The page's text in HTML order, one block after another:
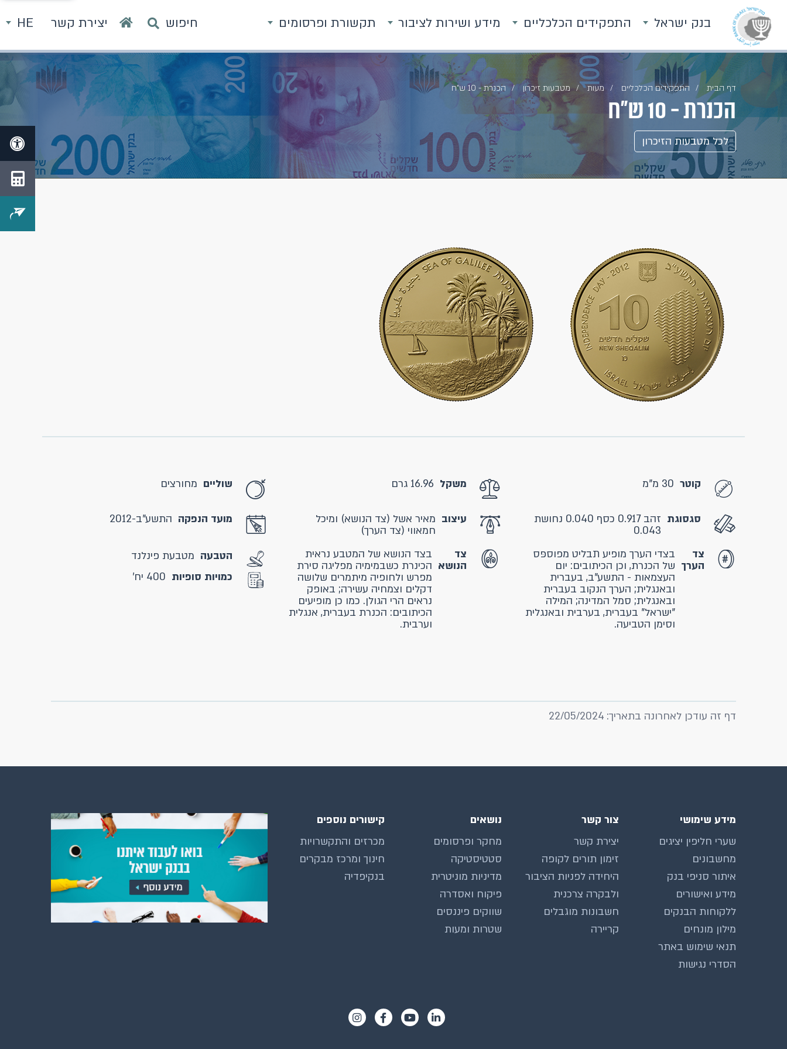
בנק ישראל התפקידים הכלכליים מידע ושירות לציבור תקשורת ופרסומים חיפוש יצירת קשר HE
דף הבית התפקידים הכלכליים מעות מטבעות זיכרון הכנרת - 10 ש"ח
הכנרת - 10 ש"ח
לכל מטבעות הזיכרון
קוטר 30 מ"מ משקל 16.96 גרם שוליים מחורצים
סגסוגת
זהב 0.917 כסף 0.040 נחושת
0.043
עיצוב מאיר אשל (צד הנושא) ומיכל
חמאווי (צד הערך)
מועד הנפקה התשע"ב-2012
צד
הערך
בצדי הערך מופיע תבליט מפוספּס
של הכנרת, וכן הכיתובים: יום
העצמאות - התשע"ב, בעברית
ובאנגלית; הערך הנקוב בעברית
ובאנגלית; סמל המדינה; המילה
"ישראל" בעברית, בערבית ובאנגלית
וסימן הטביעה.
צד
הנושא
בצד הנושא של המטבע נראית
הכינרת כשבמימיה מפליגה סירת
מפרש ולחופיה מיתמרים שלושה
דקלים וצמחיה עשירה; באופק
נראים הרי הגולן. כמו כן מופיעים
הכיתובים: הכנרת בעברית, אנגלית
וערבית.
הטבעה מטבעת פינלנד
כמויות סופיות 400 יח'
דף זה עודכן לאחרונה בתאריך: 22/05/2024
מידע שימושי
שערי חליפין יציגים
מחשבונים
איתור סניפי בנק
מידע ואישורים
ללקוחות הבנקים
מילון מונחים
תנאי שימוש באתר
הסדרי נגישות
צור קשר
יצירת קשר
זימון תורים לקופה
היחידה לפניות הציבור
ולבקרה צרכנית
חשבונות מוגבלים
קריירה
נושאים
מחקר ופרסומים
סטטיסטיקה
מדיניות מוניטרית
פיקוח ואסדרה
שווקים פיננסים
שטרות ומעות
קישורים נוספים
מכרזים והתקשרויות
חינוך ומרכז מבקרים
בנקיפדיה